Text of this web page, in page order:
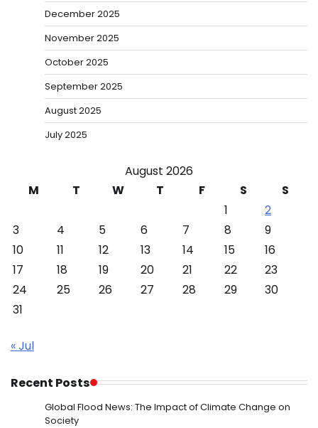
December 2025
November 2025
October 2025
September 2025
August 2025
July 2025
August 2026
M
T W T F S
S
1
2
3
4 5 6 7 8
9
10
11 12 13 14 15
16
17
18 19 20 21 22
23
24
25 26 27 28 29
30
31
« Jul
Recent Posts
Global Flood News: The Impact of Climate Change on
Society